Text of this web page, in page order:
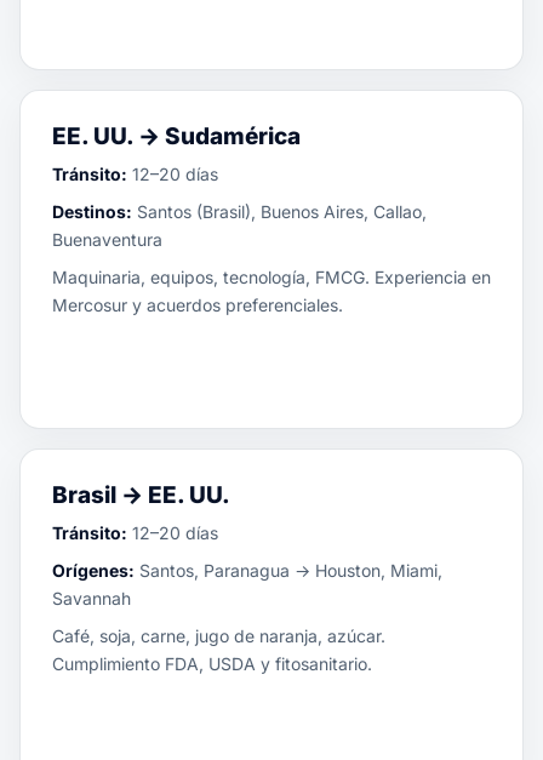
EE. UU. → Sudamérica
Tránsito: 12–20 días
Destinos: Santos (Brasil), Buenos Aires, Callao,
Buenaventura
Maquinaria, equipos, tecnología, FMCG. Experiencia en
Mercosur y acuerdos preferenciales.
Brasil → EE. UU.
Tránsito: 12–20 días
Orígenes: Santos, Paranagua → Houston, Miami,
Savannah
Café, soja, carne, jugo de naranja, azúcar.
Cumplimiento FDA, USDA y fitosanitario.